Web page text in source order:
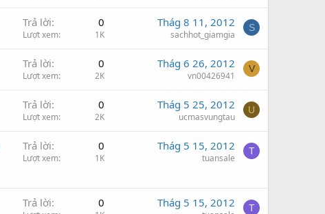
Trả lời 0
Lượt xem 1K
Thág 8 11, 2012
sachhot_giamgia
S
Trả lời 0
Lượt xem 2K
Thág 6 26, 2012
vn00426941
V
Trả lời 0
Lượt xem 2K
Thág 5 25, 2012
ucmasvungtau
U
Trả lời 0
Lượt xem 1K
Thág 5 15, 2012
tuansale
T
Trả lời 0 Thág 5 15, 2012 T